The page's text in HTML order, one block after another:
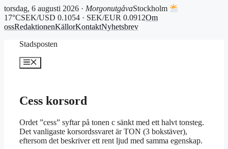
torsdag, 6 augusti 2026 · MorgonutgåvaStockholm
17°CSEK/USD 0.1054 · SEK/EUR 0.0912Om
ossRedaktionenKällorKontaktNyhetsbrev
Stadsposten
Meny
Cess korsord
Ordet ”cess” syftar på tonen c sänkt med ett halvt tonsteg.
Det vanligaste korsordssvaret är TON (3 bokstäver),
eftersom det beskriver ett rent ljud med samma egenskap.